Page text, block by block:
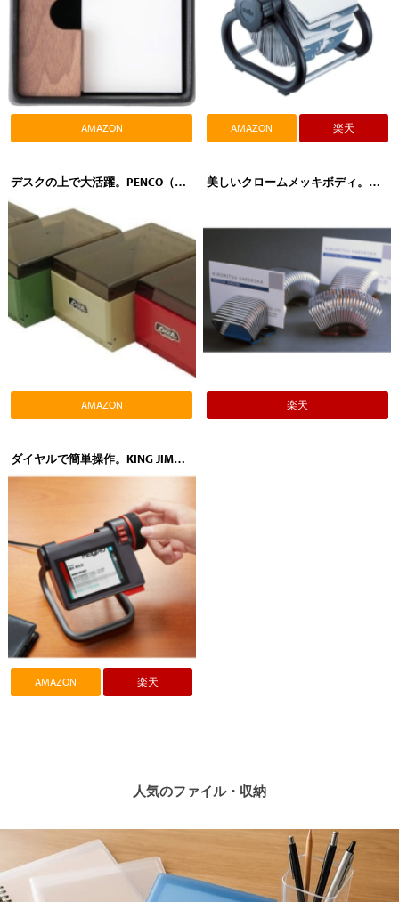
AMAZON AMAZON 楽天
デスクの上で大活躍。PENCO（ペンコ）Card Stocker（カードストッカー）
AMAZON
美しいクロームメッキボディ。楓岡ばね工業 hane（ハネ）ペーパーホルダー
楽天
ダイヤルで簡単操作。KING JIM（キングジム）デジタル名刺ホルダー MEQRU（メックル）MQ10クロ
AMAZON 楽天
人気のファイル・収納